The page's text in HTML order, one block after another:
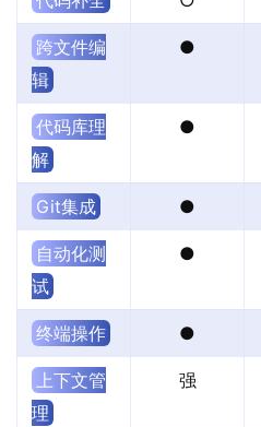
跨文件编
辑
●
代码库理
解
●
Git集成 ●
自动化测
试
●
终端操作 ●
上下文管
理
强